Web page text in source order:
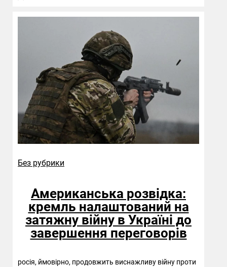
Без рубрики
Американська розвідка:
кремль налаштований на
затяжну війну в Україні до
завершення переговорів
росія, ймовірно, продовжить виснажливу війну проти